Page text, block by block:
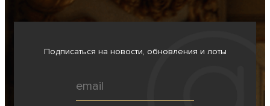
Подписаться на новости, обновления и лоты